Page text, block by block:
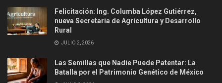
Felicitación: Ing. Columba López Gutiérrez,
nueva Secretaria de Agricultura y Desarrollo
Rural
JULIO 2, 2026
Las Semillas que Nadie Puede Patentar: La
Batalla por el Patrimonio Genético de México